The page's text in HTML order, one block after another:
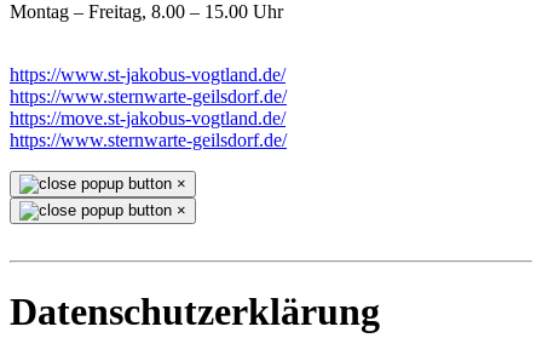
Montag – Freitag, 8.00 – 15.00 Uhr
https://www.st-jakobus-vogtland.de/
https://www.sternwarte-geilsdorf.de/
https://move.st-jakobus-vogtland.de/
https://www.sternwarte-geilsdorf.de/
×
×
Datenschutzerklärung